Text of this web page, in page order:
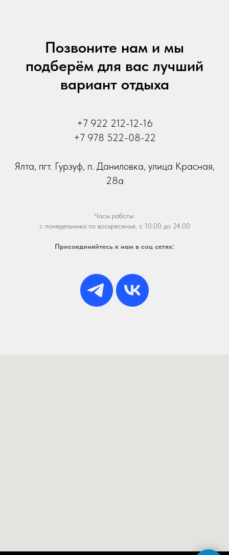
Позвоните нам и мы
подберём для вас лучший
вариант отдыха
+7 922 212-12-16
+7 978 522-08-22
Ялта, пгт. Гурзуф, п. Даниловка, улица Красная,
28а
Часы работы:
с понедельника по воскресенье, с 10:00 до 24:00
Присоединяйтесь к нам в соц сетях: